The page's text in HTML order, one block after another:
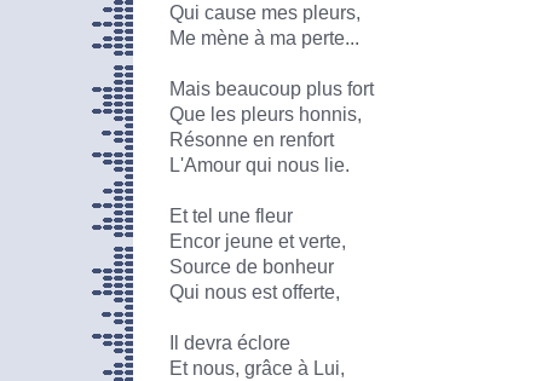
Qui cause mes pleurs,
Me mène à ma perte...
Mais beaucoup plus fort
Que les pleurs honnis,
Résonne en renfort
L'Amour qui nous lie.
Et tel une fleur
Encor jeune et verte,
Source de bonheur
Qui nous est offerte,
Il devra éclore
Et nous, grâce à Lui,